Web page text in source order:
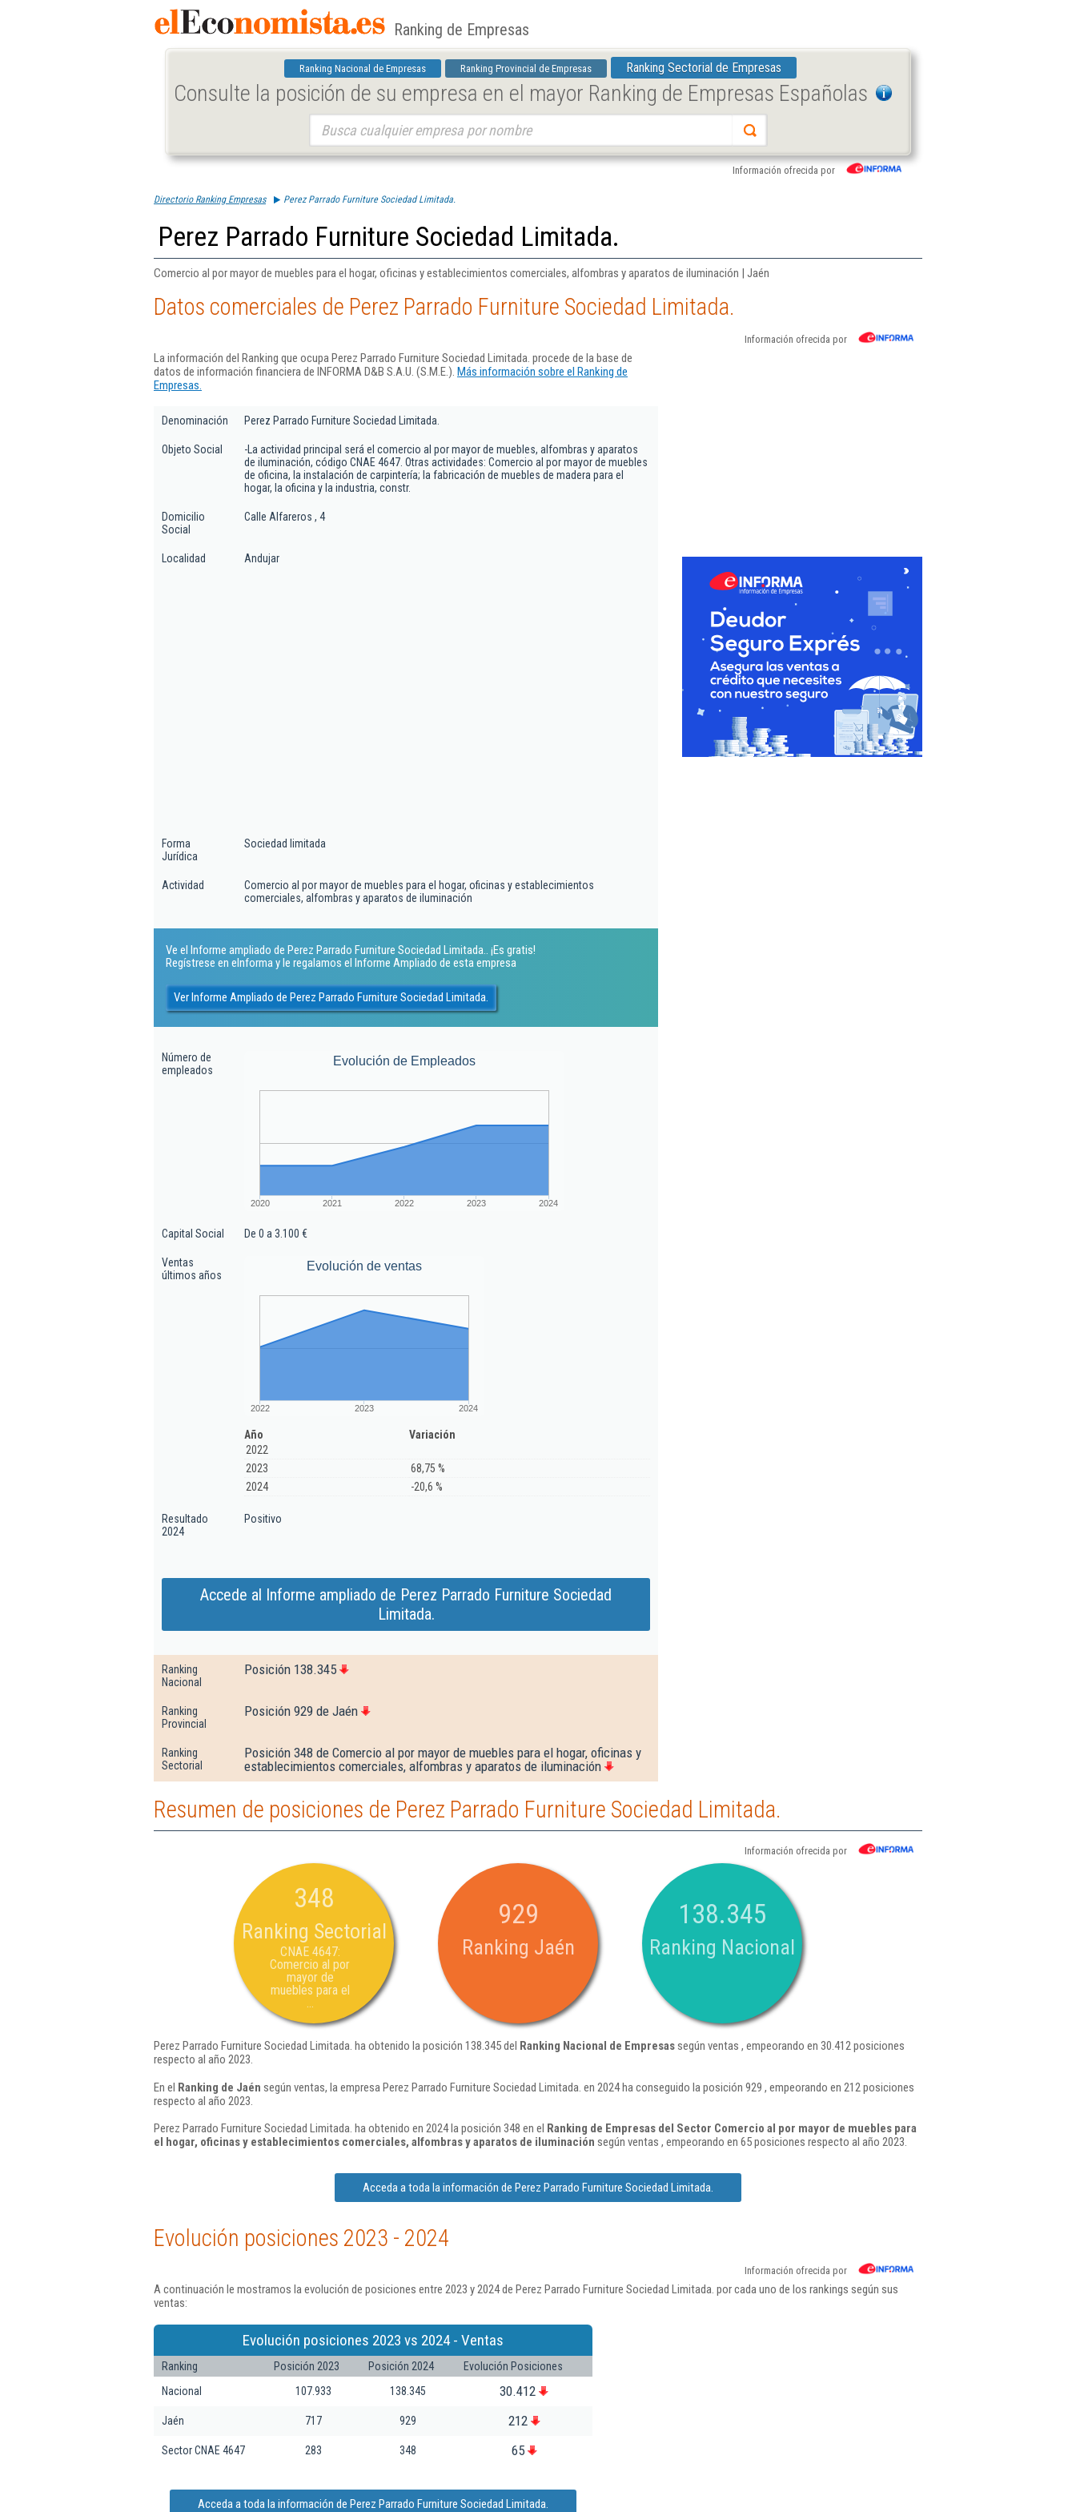
Ranking de Empresas
Ranking Nacional de Empresas Ranking Provincial de Empresas Ranking Sectorial de Empresas
Consulte la posición de su empresa en el mayor Ranking de Empresas Españolas
Información ofrecida por
Directorio Ranking Empresas Perez Parrado Furniture Sociedad Limitada.
Perez Parrado Furniture Sociedad Limitada.
Comercio al por mayor de muebles para el hogar, oficinas y establecimientos comerciales, alfombras y aparatos de iluminación | Jaén
Datos comerciales de Perez Parrado Furniture Sociedad Limitada.
Información ofrecida por
La información del Ranking que ocupa Perez Parrado Furniture Sociedad Limitada. procede de la base de
datos de información financiera de INFORMA D&B S.A.U. (S.M.E.). Más información sobre el Ranking de
Empresas.
Denominación Perez Parrado Furniture Sociedad Limitada.
Objeto Social
-La actividad principal será el comercio al por mayor de muebles, alfombras y aparatos
de iluminación, código CNAE 4647. Otras actividades: Comercio al por mayor de muebles
de oficina, la instalación de carpintería; la fabricación de muebles de madera para el
hogar, la oficina y la industria, constr.
Domicilio
Social
Calle Alfareros , 4
Localidad Andujar
Forma
Jurídica
Sociedad limitada
Actividad
Comercio al por mayor de muebles para el hogar, oficinas y establecimientos
comerciales, alfombras y aparatos de iluminación
Ve el Informe ampliado de Perez Parrado Furniture Sociedad Limitada.. ¡Es gratis!
Regístrese en eInforma y le regalamos el Informe Ampliado de esta empresa
Ver Informe Ampliado de Perez Parrado Furniture Sociedad Limitada.
Número de
empleados
Evolución de Empleados
2020 2021 2022 2023 2024
Capital Social De 0 a 3.100 €
Ventas
últimos años
Evolución de ventas
2022 2023 2024
Año
Variación
2022
2023
68,75 %
2024
-20,6 %
Resultado
2024
Positivo
Accede al Informe ampliado de Perez Parrado Furniture Sociedad
Limitada.
Ranking
Nacional
Posición 138.345
Ranking
Provincial
Posición 929 de Jaén
Ranking
Sectorial
Posición 348 de Comercio al por mayor de muebles para el hogar, oficinas y
establecimientos comerciales, alfombras y aparatos de iluminación
Resumen de posiciones de Perez Parrado Furniture Sociedad Limitada.
Información ofrecida por
348
Ranking Sectorial
CNAE 4647:
Comercio al por
mayor de
muebles para el
...
929
Ranking Jaén
138.345
Ranking Nacional
Perez Parrado Furniture Sociedad Limitada. ha obtenido la posición 138.345 del Ranking Nacional de Empresassegún ventas , empeorando en 30.412 posiciones
respecto al año 2023.
En el Ranking de Jaén según ventas, la empresa Perez Parrado Furniture Sociedad Limitada. en 2024 ha conseguido la posición 929 , empeorando en 212 posiciones
respecto al año 2023.
Perez Parrado Furniture Sociedad Limitada. ha obtenido en 2024 la posición 348 en el Ranking de Empresas del Sector Comercio al por mayor de muebles para
el hogar, oficinas y establecimientos comerciales, alfombras y aparatos de iluminación según ventas , empeorando en 65 posiciones respecto al año 2023.
Acceda a toda la información de Perez Parrado Furniture Sociedad Limitada.
Evolución posiciones 2023 - 2024
Información ofrecida por
A continuación le mostramos la evolución de posiciones entre 2023 y 2024 de Perez Parrado Furniture Sociedad Limitada. por cada uno de los rankings según sus
ventas:
Evolución posiciones 2023 vs 2024 - Ventas
Ranking Posición 2023 Posición 2024
Evolución Posiciones
Nacional
107.933 138.345 30.412
Jaén 717 929 212
Sector CNAE 4647 283 348 65
Acceda a toda la información de Perez Parrado Furniture Sociedad Limitada.